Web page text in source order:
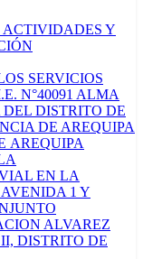
Y
SERVICIOS
N°40091 ALMA
DISTRITO DE
DE AREQUIPA
AREQUIPA
EN LA
1 Y
ALVAREZ
DISTRITO DE